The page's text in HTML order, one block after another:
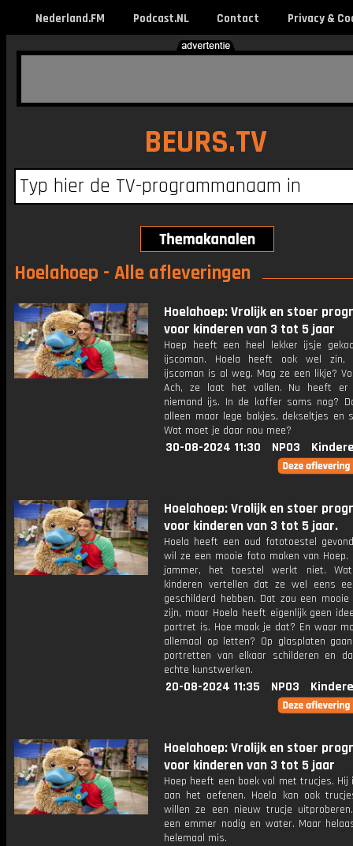
Nederland.FM Podcast.NL Contact Privacy &
BEURS.TV
Hoelahoep - Alle afleveringen
Hoelahoep: Vrolijk en stoer
voor kinderen van 3 tot 5 jaar
Hoep heeft een heel lekker ijsje
ijscoman. Hoela heeft ook wel zin,
ijscoman is al weg. Mag ze een likje?
Ach, ze laat het vallen. Nu heeft er
niemand ijs. In de koffer soms nog?
alleen maar lege bakjes, dekseltjes en
Wat moet je daar nou mee?
30-08-2024 11:30 NPO3
Hoelahoep: Vrolijk en stoer
voor kinderen van 3 tot 5 jaar.
Hoela heeft een oud fototoestel
wil ze een mooie foto maken van Hoep.
jammer, het toestel werkt niet.
kinderen vertellen dat ze wel eens
geschilderd hebben. Dat zou een mooie
zijn, maar Hoela heeft eigenlijk geen
portret is. Hoe maak je dat? En waar
allemaal op letten? Op glasplaten
portretten van elkaar schilderen en
echte kunstwerken.
20-08-2024 11:35 NPO3
Hoelahoep: Vrolijk en stoer
voor kinderen van 3 tot 5 jaar
Hoep heeft een boek vol met trucjes. Hij
aan het oefenen. Hoela kan ook
willen ze een nieuw trucje
een emmer nodig en water. Maar
helemaal mis.